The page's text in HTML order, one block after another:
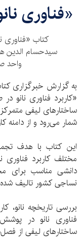
«فناوری
کتاب «فناوری
سیدحسام الدین
واحد
به گزارش خبرگزاری
«کاربرد فناوری نانو
ساختارهای لیفی
شمار می‌رود و از دامنه
این کتاب با هدف
مختلف کاربرد
دانشی مناسب برای
نساجی کشور تالیف
بررسی تاریخچه نانو،
فناوری نانو در
ساختارهای لیفی از